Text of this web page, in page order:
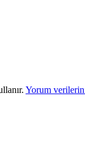
Yorum